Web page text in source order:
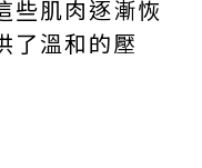
些肌肉逐漸恢
了溫和的壓